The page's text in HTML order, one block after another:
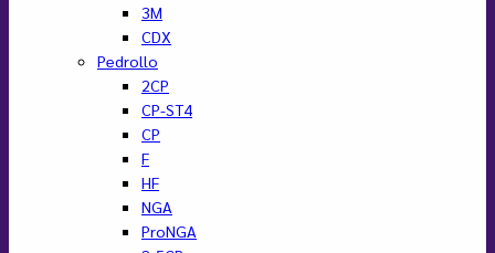
3M
CDX
Pedrollo
2CP
CP-ST4
CP
F
HF
NGA
ProNGA